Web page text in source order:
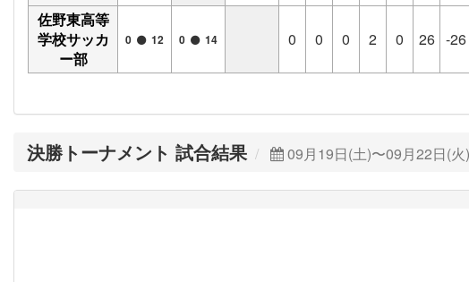
佐野東高等
学校サッカ
ー部
0 12 0 14 0 0 0 2 0 26 -26
決勝トーナメント 試合結果 09月19日(土)〜09月22日(火)